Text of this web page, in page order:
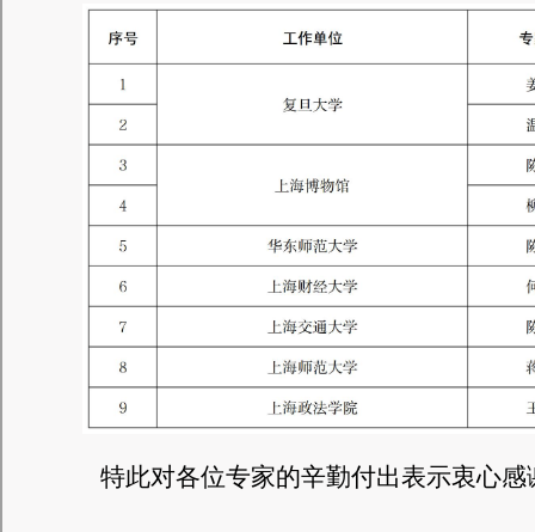
特此对各位专家的辛勤付出表示衷心感